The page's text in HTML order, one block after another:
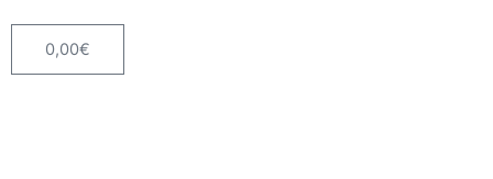
0,00€